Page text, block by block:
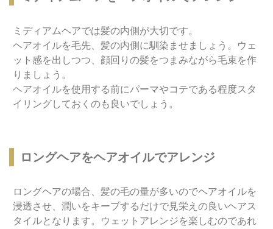
ミディアムヘアでは髪の内側が大切です。
ヘアオイルを毛先、髪の内側に馴染ませましょう。ウェ
ット感を出しつつ、顔回りの髪をつまみながら毛束を作
りましょう。
ヘアオイルを使用する前にパーマやコテである程度スタ
イリングしておくのも良いでしょう。
ロングヘアをヘアオイルでアレンジ
ロングヘアの場合、髪の毛の量が多いのでヘアオイルを
浸透させ、潤いをキープするだけで見栄えの良いヘアス
タイルとなります。ウェットアレンジを楽しむのであれ